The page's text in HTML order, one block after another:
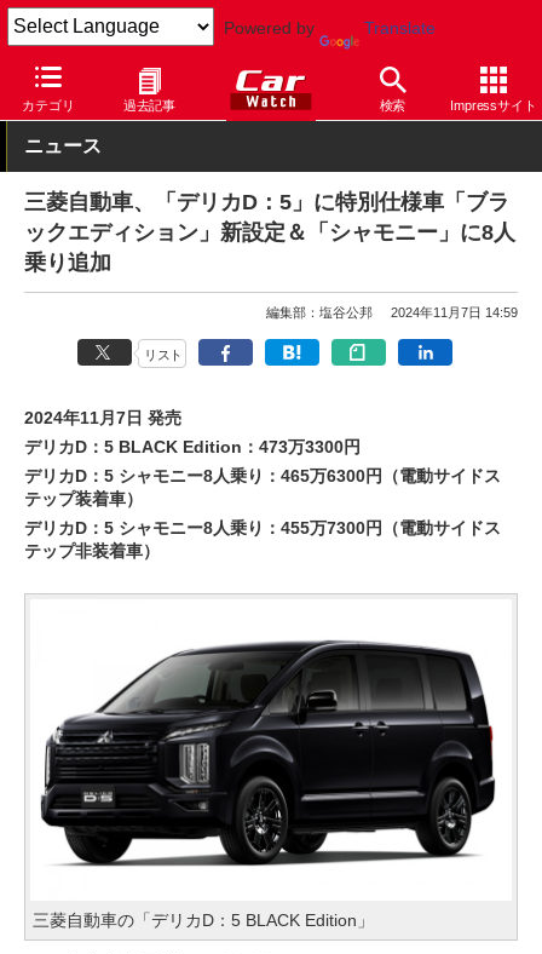
Powered by Translate
カテゴリ 過去記事 検索 Impressサイト
Car Watch 自動車 三菱自動車 デリカD:5
ニュース
三菱自動車、「デリカD：5」に特別仕様車「ブラ
ックエディション」新設定＆「シャモニー」に8人
乗り追加
編集部：塩谷公邦 2024年11月7日 14:59
リスト
2024年11月7日 発売
デリカD：5 BLACK Edition：473万3300円
デリカD：5 シャモニー8人乗り：465万6300円（電動サイドス
テップ装着車）
デリカD：5 シャモニー8人乗り：455万7300円（電動サイドス
テップ非装着車）
三菱自動車の「デリカD：5 BLACK Edition」